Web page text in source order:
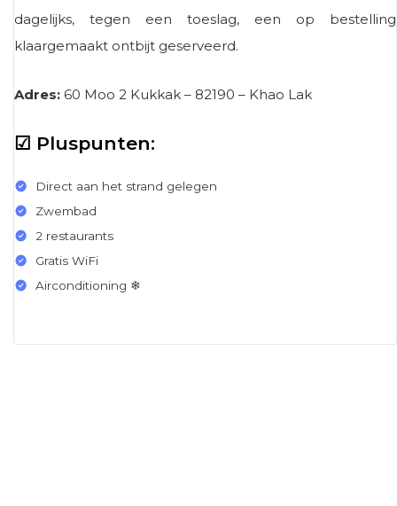
dagelijks, tegen een toeslag, een op bestelling
klaargemaakt ontbijt geserveerd.
Adres: 60 Moo 2 Kukkak – 82190 – Khao Lak
☑ Pluspunten:
Direct aan het strand gelegen
Zwembad
2 restaurants
Gratis WiFi
Airconditioning ❄